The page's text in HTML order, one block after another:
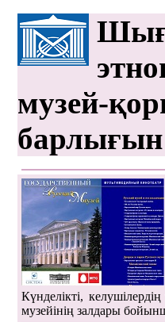
музей-
Күнделікті,
музейінің залдары